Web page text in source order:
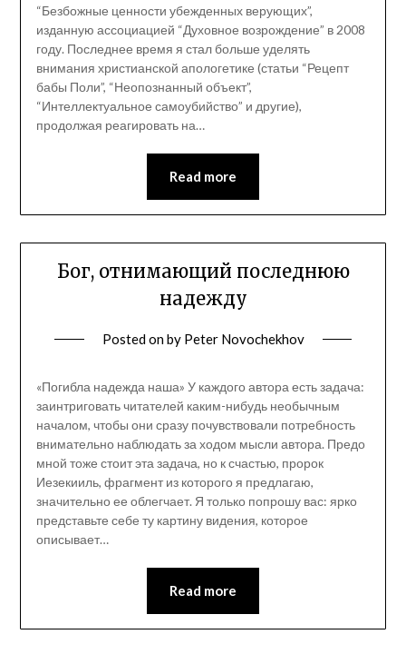
“Безбожные ценности убежденных верующих”,
изданную ассоциацией “Духовное возрождение” в 2008
году. Последнее время я стал больше уделять
внимания христианской апологетике (статьи “Рецепт
бабы Поли”, “Неопознанный объект”,
“Интеллектуальное самоубийство” и другие),
продолжая реагировать на…
Read more
Бог, отнимающий последнюю
надежду
Posted onby Peter Novochekhov
«Погибла надежда наша» У каждого автора есть задача:
заинтриговать читателей каким-нибудь необычным
началом, чтобы они сразу почувствовали потребность
внимательно наблюдать за ходом мысли автора. Предо
мной тоже стоит эта задача, но к счастью, пророк
Иезекииль, фрагмент из которого я предлагаю,
значительно ее облегчает. Я только попрошу вас: ярко
представьте себе ту картину видения, которое
описывает…
Read more